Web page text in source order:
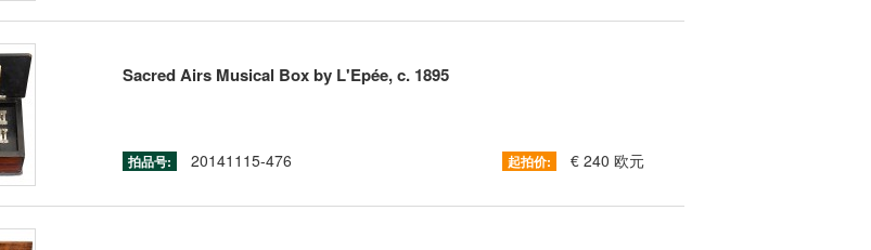
Sacred Airs Musical Box by L'Epée, c. 1895
拍品号: 20141115-476 起拍价: € 240 欧元